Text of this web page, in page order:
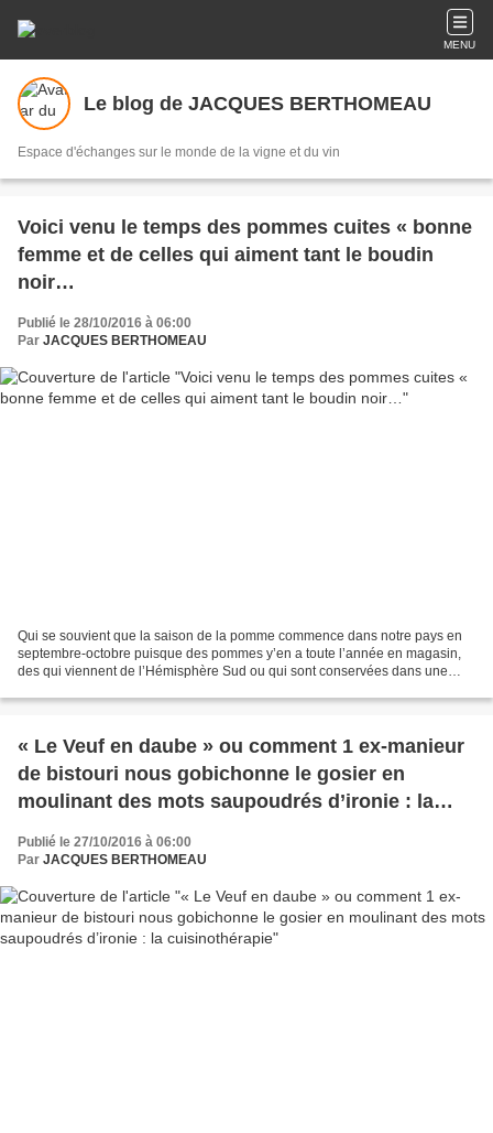
MENU
Le blog de JACQUES BERTHOMEAU
Espace d'échanges sur le monde de la vigne et du vin
Voici venu le temps des pommes cuites « bonne
femme et de celles qui aiment tant le boudin
noir…
Publié le 28/10/2016 à 06:00
Par JACQUES BERTHOMEAU
Qui se souvient que la saison de la pomme commence dans notre pays en
septembre-octobre puisque des pommes y’en a toute l’année en magasin,
des qui viennent de l’Hémisphère Sud ou qui sont conservées dans une
« Le Veuf en daube » ou comment 1 ex-manieur
de bistouri nous gobichonne le gosier en
moulinant des mots saupoudrés d’ironie : la
Publié le 27/10/2016 à 06:00
Par JACQUES BERTHOMEAU